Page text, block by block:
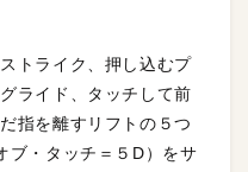
トライク、押し込むプ
ライド、タッチして前
指を離すリフトの５つ
ブ・タッチ＝５D）をサ